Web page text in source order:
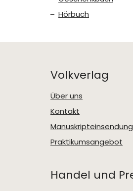
Hörbuch
Volkverlag
Über uns
Kontakt
Praktikumsangebot
Handel und